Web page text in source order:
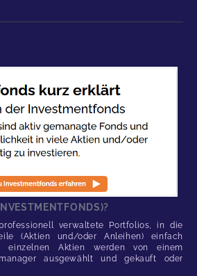
verwaltete Portfolios, in die
(Aktien und/oder Anleihen) einfach
einzelnen Aktien werden von einem
ausgewählt und gekauft oder